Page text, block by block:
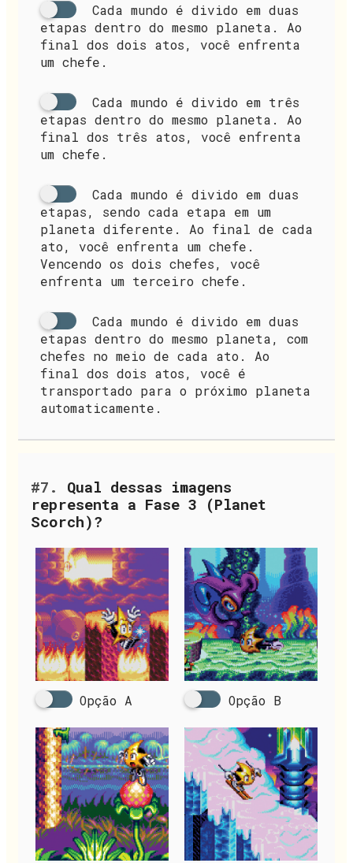
Cada mundo é divido em duas
etapas dentro do mesmo planeta. Ao
final dos dois atos, você enfrenta
um chefe.
Cada mundo é divido em três
etapas dentro do mesmo planeta. Ao
final dos três atos, você enfrenta
um chefe.
Cada mundo é divido em duas
etapas, sendo cada etapa em um
planeta diferente. Ao final de cada
ato, você enfrenta um chefe.
Vencendo os dois chefes, você
enfrenta um terceiro chefe.
Cada mundo é divido em duas
etapas dentro do mesmo planeta, com
chefes no meio de cada ato. Ao
final dos dois atos, você é
transportado para o próximo planeta
automaticamente.
#7.
Qual dessas imagens
representa a Fase 3 (Planet
Scorch)?
Opção A Opção B